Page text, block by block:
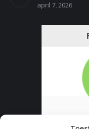
april 7, 2026